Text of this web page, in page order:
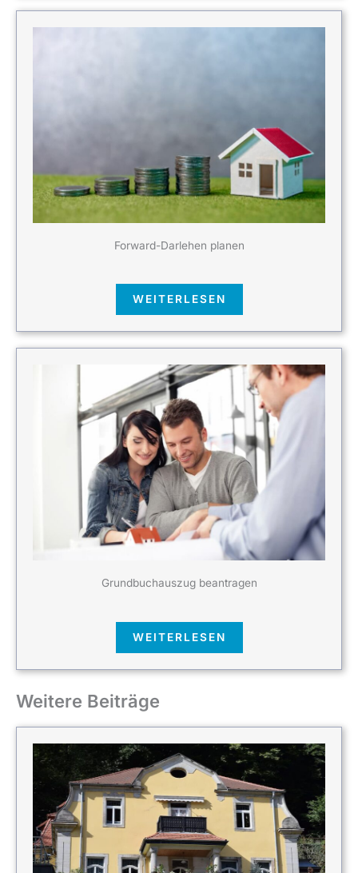
Forward-Darlehen planen
WEITERLESEN
Grundbuchauszug beantragen
WEITERLESEN
Weitere Beiträge